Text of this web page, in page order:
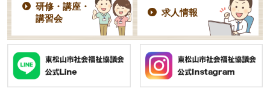
研修・講座・
講習会
求人情報